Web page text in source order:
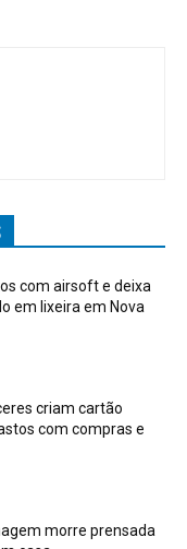
com airsoft e deixa
em lixeira em Nova
criam cartão
com compras e
morre prensada